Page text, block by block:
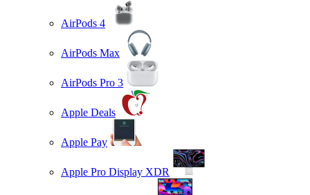
AirPods 4
AirPods Max
AirPods Pro 3
Apple Deals
Apple Pay
Apple Pro Display XDR